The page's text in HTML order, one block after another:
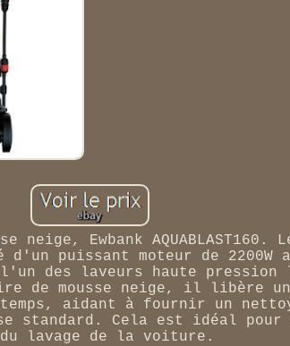
Ewbank AQUABLAST160.
d'un puissant moteur de 2200W
des laveurs haute pression
de mousse neige, il libère
aidant à fournir un
standard. Cela est idéal pour
lavage de la voiture.